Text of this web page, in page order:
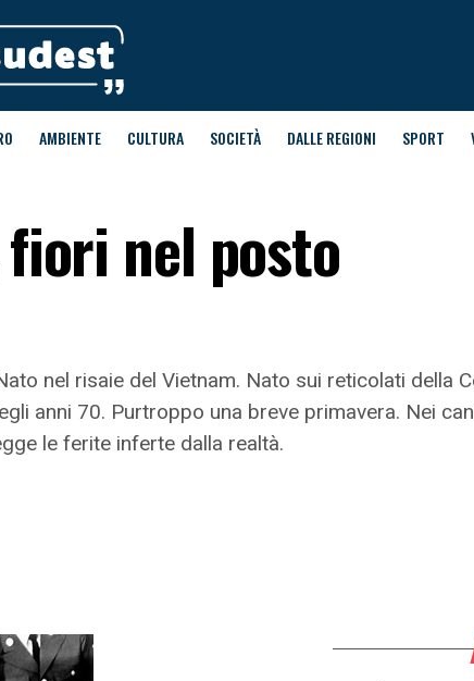
AMBIENTE CULTURA SOCIETÀ DALLE REGIONI SPORT
nel posto
nel risaie del Vietnam. Nato sui reticolati della
anni 70. Purtroppo una breve primavera. Nei
le ferite inferte dalla realtà.